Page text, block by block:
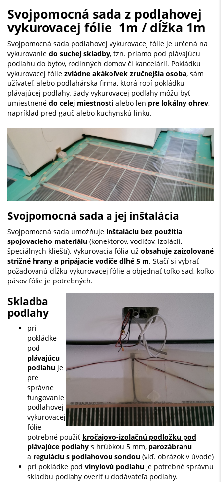
Svojpomocná sada z podlahovej
vykurovacej fólie 1m / dĺžka 1m
Svojpomocná sada podlahovej vykurovacej fólie je určená na
vykurovanie do suchej skladby, tzn. priamo pod plávajúcu
podlahu do bytov, rodinných domov či kancelárií. Pokládku
vykurovacej fólie zvládne akákoľvek zručnejšia osoba, sám
užívateľ, alebo podlahárska firma, ktorá robí pokládku
plávajúcej podlahy. Sady vykurovacej podlahy môžu byť
umiestnené do celej miestnosti alebo len pre lokálny ohrev,
napríklad pred gauč alebo kuchynskú linku.
Svojpomocná sada a jej inštalácia
Svojpomocná sada umožňuje inštaláciu bez použitia
spojovacieho materiálu (konektorov, vodičov, izolácií,
špeciálnych klieští). Vykurovacia fólia už obsahuje zaizolované
strižné hrany a pripájacie vodiče dlhé 5 m. Stačí si vybrať
požadovanú dĺžku vykurovacej fólie a objednať toľko sad, koľko
pásov fólie je potrebných.
Skladba
podlahy
pri
pokládke
pod
plávajúcu
podlahu je
pre
správne
fungovanie
podlahovej
vykurovacej
fólie
potrebné použiť kročajovo-izolačnú podložku pod
plávajúce podlahy s hrúbkou 5 mm, parozábranu
a reguláciu s podlahovou sondou (viď. obrázok v úvode)
pri pokládke pod vinylovú podlahu je potrebné správnu
skladbu podlahy overiť u dodávateľa podlahy.